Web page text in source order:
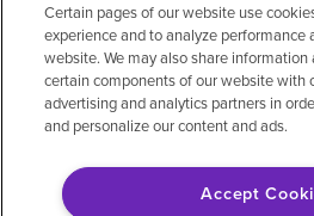
© 2026 Encompass
Preferencias de
Certain pages of our website use
experience and to analyze performance
website. We may also share information
certain components of our website with
advertising and analytics partners in
and personalize our content and ads.
Accept